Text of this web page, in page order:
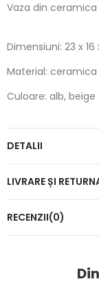
Vaza din ceramica
Dimensiuni: 23 x
Material: ceramica
Culoare: alb, beige
DETALII
LIVRARE ȘI
RECENZII(0)